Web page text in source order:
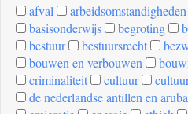
[invalid
name]
afval arbeidsomstandigheden
basisonderwijs
begroting
bestuur
bestuursrecht
bouwen en verbouwen
criminaliteit
cultuur
de nederlandse antillen en aruba